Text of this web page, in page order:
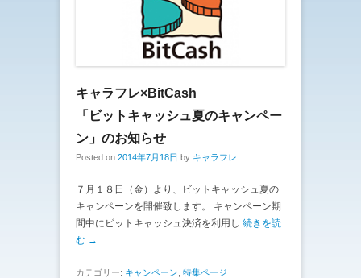
キャラフレ×BitCash
「ビットキャッシュ夏のキャンペー
ン」のお知らせ
Posted on 2014年7月18日 by キャラフレ
７月１８日（金）より、ビットキャッシュ夏の
キャンペーンを開催致します。 キャンペーン期
間中にビットキャッシュ決済を利用し 続きを読
む →
カテゴリー: キャンペーン 特集ページ